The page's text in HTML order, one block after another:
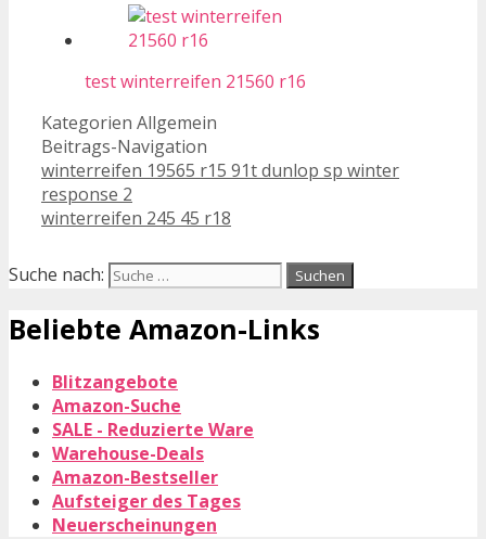
test winterreifen 21560 r16
Kategorien Allgemein
Beitrags-Navigation
winterreifen 19565 r15 91t dunlop sp winter
response 2
winterreifen 245 45 r18
Suche nach:
Beliebte Amazon-Links
Blitzangebote
Amazon-Suche
SALE - Reduzierte Ware
Warehouse-Deals
Amazon-Bestseller
Aufsteiger des Tages
Neuerscheinungen